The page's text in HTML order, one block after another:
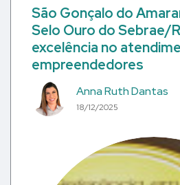
São Gonçalo do
Selo Ouro do Sebrae/
excelência no
empreendedores
Anna Ruth Dantas
18/12/2025